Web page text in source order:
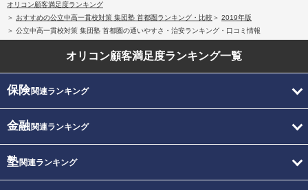
オリコン顧客満足度ランキング
おすすめの公立中高一貫校対策 集団塾 首都圏ランキング・比較
2019年版
公立中高一貫校対策 集団塾 首都圏の通いやすさ・治安ランキング・口コミ情報
オリコン顧客満足度ランキング一覧
保険関連ランキング
金融関連ランキング
塾関連ランキング